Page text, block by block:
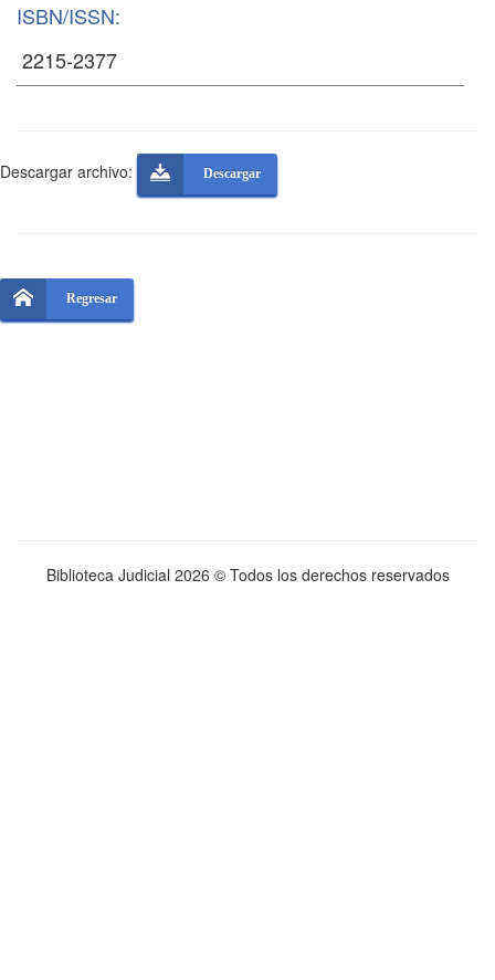
ISBN/ISSN:
Descargar archivo: Descargar
Regresar
Biblioteca Judicial 2026 © Todos los derechos reservados